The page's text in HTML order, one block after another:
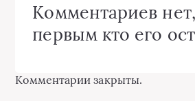
Комментариев
первым кто его
Комментарии закрыты.